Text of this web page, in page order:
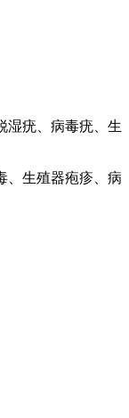
湿疣、病毒疣、生
、生殖器疱疹、病